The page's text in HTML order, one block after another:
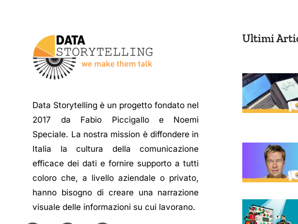
Data Storytelling è un progetto fondato nel
2017 da Fabio Piccigallo e Noemi
Speciale. La nostra mission è diffondere in
Italia la cultura della comunicazione
efficace dei dati e fornire supporto a tutti
coloro che, a livello aziendale o privato,
hanno bisogno di creare una narrazione
visuale delle informazioni su cui lavorano.
Ultimi